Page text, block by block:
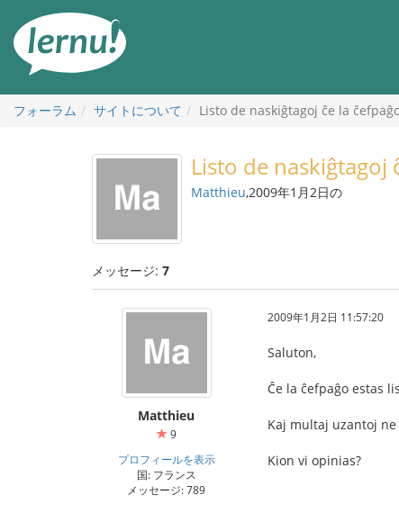
フォーラム サイトについて Listo de naskiĝtagoj ĉe la
Listo de naskiĝtagoj
Matthieu,2009年1月2日の
メッセージ: 7
Matthieu
9
プロフィールを表示
国: フランス
メッセージ: 789
2009年1月2日 11:57:20
Saluton,
Ĉe la ĉefpaĝo estas
Kaj multaj uzantoj
Kion vi opinias?